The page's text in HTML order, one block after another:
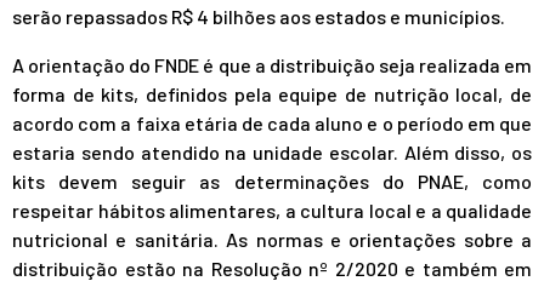
serão repassados R$ 4 bilhões aos estados e municípios.
A orientação do FNDE é que a distribuição seja realizada em
forma de kits, definidos pela equipe de nutrição local, de
acordo com a faixa etária de cada aluno e o período em que
estaria sendo atendido na unidade escolar. Além disso, os
kits devem seguir as determinações do PNAE, como
respeitar hábitos alimentares, a cultura local e a qualidade
nutricional e sanitária. As normas e orientações sobre a
distribuição estão na Resolução nº 2/2020 e também em